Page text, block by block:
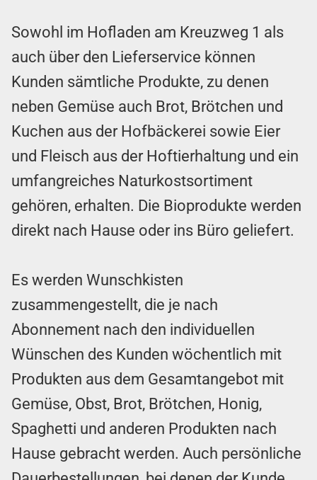
Sowohl im Hofladen am Kreuzweg 1 als
auch über den Lieferservice können
Kunden sämtliche Produkte, zu denen
neben Gemüse auch Brot, Brötchen und
Kuchen aus der Hofbäckerei sowie Eier
und Fleisch aus der Hoftierhaltung und ein
umfangreiches Naturkostsortiment
gehören, erhalten. Die Bioprodukte werden
direkt nach Hause oder ins Büro geliefert.
Es werden Wunschkisten
zusammengestellt, die je nach
Abonnement nach den individuellen
Wünschen des Kunden wöchentlich mit
Produkten aus dem Gesamtangebot mit
Gemüse, Obst, Brot, Brötchen, Honig,
Spaghetti und anderen Produkten nach
Hause gebracht werden. Auch persönliche